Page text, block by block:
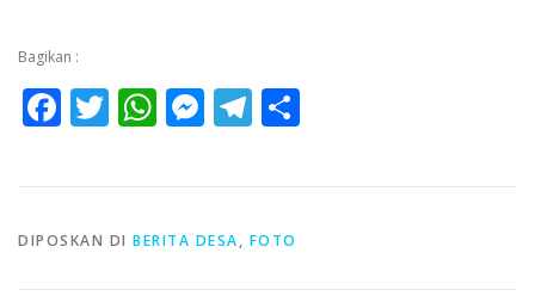
Bagikan :
Facebook
Twitter
WhatsApp
Messenger
Telegram
DIPOSKAN DI BERITA DESA, FOTO